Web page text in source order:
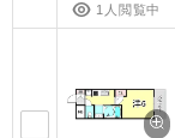
1人閲覧中